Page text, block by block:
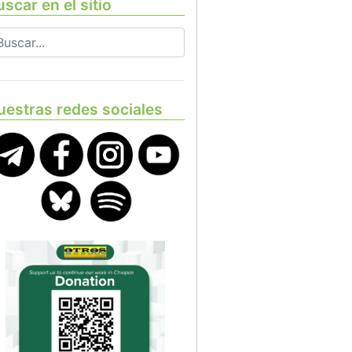
en el sitio
redes sociales